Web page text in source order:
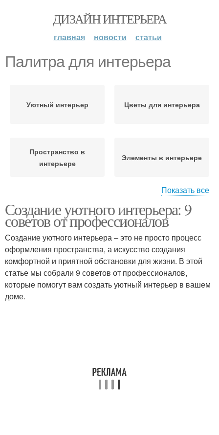
ДИЗАЙН ИНТЕРЬЕРА
главная новости статьи
Палитра для интерьера
Уютный интерьер Цветы для интерьера
Пространство в
интерьере
Элементы в интерьере
Интерьер с помощью Стильный интерьер
Интерьер без помощи Материалы в интерьере
Мебель для интерьера Практичный интерьер
Показать все
Создание уютного интерьера: 9
советов от профессионалов
Создание уютного интерьера – это не просто процесс
оформления пространства, а искусство создания
комфортной и приятной обстановки для жизни. В этой
статье мы собрали 9 советов от профессионалов,
которые помогут вам создать уютный интерьер в вашем
доме.